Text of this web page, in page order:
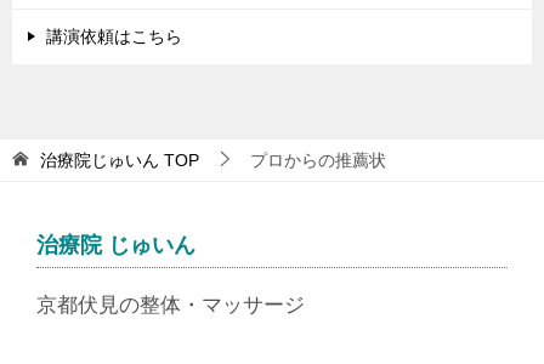
講演依頼はこちら
治療院じゅいん TOP プロからの推薦状
治療院 じゅいん
京都伏見の整体・マッサージ